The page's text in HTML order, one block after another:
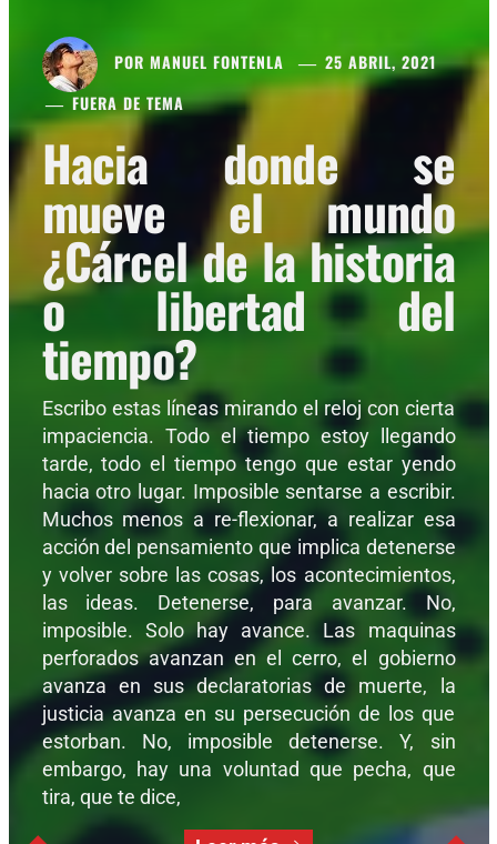
POR MANUEL FONTENLA
25 ABRIL, 2021
FUERA DE TEMA
Hacia donde se
mueve el mundo
¿Cárcel de la historia
o libertad del
tiempo?
Escribo estas líneas mirando el reloj con cierta
impaciencia. Todo el tiempo estoy llegando
tarde, todo el tiempo tengo que estar yendo
hacia otro lugar. Imposible sentarse a escribir.
Muchos menos a re-flexionar, a realizar esa
acción del pensamiento que implica detenerse
y volver sobre las cosas, los acontecimientos,
las ideas. Detenerse, para avanzar. No,
imposible. Solo hay avance. Las maquinas
perforados avanzan en el cerro, el gobierno
avanza en sus declaratorias de muerte, la
justicia avanza en su persecución de los que
estorban. No, imposible detenerse. Y, sin
embargo, hay una voluntad que pecha, que
tira, que te dice,